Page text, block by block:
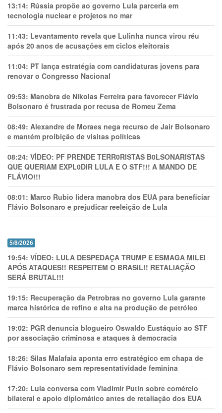
13:14: Rússia propõe ao governo Lula parceria em
tecnologia nuclear e projetos no mar
11:43: Levantamento revela que Lulinha nunca virou réu
após 20 anos de acusações em ciclos eleitorais
11:04: PT lança estratégia com candidaturas jovens para
renovar o Congresso Nacional
09:53: Manobra de Nikolas Ferreira para favorecer Flávio
Bolsonaro é frustrada por recusa de Romeu Zema
08:49: Alexandre de Moraes nega recurso de Jair Bolsonaro
e mantém proibição de visitas políticas
08:24: VÍDEO: PF PRENDE TERR0RlSTAS B0LSONARlSTAS
QUE QUERIAM EXPL0DlR LULA E O STF!!! A MANDO DE
FLÁVIO!!!
08:01: Marco Rubio lidera manobra dos EUA para beneficiar
Flávio Bolsonaro e prejudicar reeleição de Lula
5/8/2026
19:54: VÍDEO: LULA DESPEDAÇA TRUMP E ESMAGA MILEI
APÓS ATAQUES!! RESPEITEM O BRASIL!! RETALIAÇÃO
SERÁ BRUTAL!!!
19:15: Recuperação da Petrobras no governo Lula garante
marca histórica de refino e alta na produção de petróleo
19:02: PGR denuncia blogueiro Oswaldo Eustáquio ao STF
por associação criminosa e ataques à democracia
18:26: Silas Malafaia aponta erro estratégico em chapa de
Flávio Bolsonaro sem representatividade feminina
17:20: Lula conversa com Vladimir Putin sobre comércio
bilateral e apoio diplomático antes de retaliação dos EUA